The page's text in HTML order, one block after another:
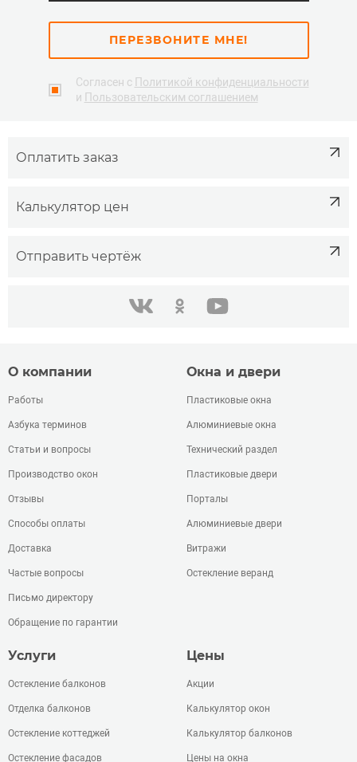
ПЕРЕЗВОНИТЕ МНЕ!
Согласен с Политикой конфиденциальности
и Пользовательским соглашением
Оплатить заказ
Калькулятор цен
Отправить чертёж
в контакте одноклассники youtube
О компании
Работы
Азбука терминов
Статьи и вопросы
Производство окон
Отзывы
Способы оплаты
Доставка
Частые вопросы
Письмо директору
Обращение по гарантии
Окна и двери
Пластиковые окна
Алюминиевые окна
Технический раздел
Пластиковые двери
Порталы
Алюминиевые двери
Витражи
Остекление веранд
Услуги
Остекление балконов
Отделка балконов
Остекление коттеджей
Остекление фасадов
Цены
Акции
Калькулятор окон
Калькулятор балконов
Цены на окна